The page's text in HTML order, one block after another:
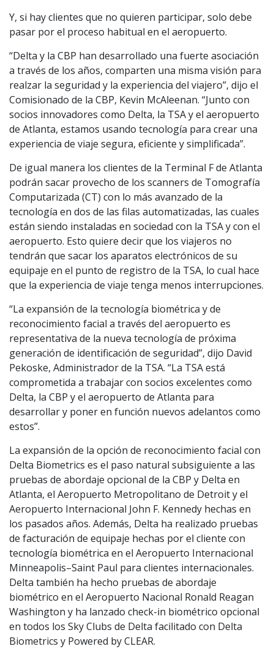
Y, si hay clientes que no quieren participar, solo debe
pasar por el proceso habitual en el aeropuerto.
“Delta y la CBP han desarrollado una fuerte asociación
a través de los años, comparten una misma visión para
realzar la seguridad y la experiencia del viajero”, dijo el
Comisionado de la CBP, Kevin McAleenan. “Junto con
socios innovadores como Delta, la TSA y el aeropuerto
de Atlanta, estamos usando tecnología para crear una
experiencia de viaje segura, eficiente y simplificada”.
De igual manera los clientes de la Terminal F de Atlanta
podrán sacar provecho de los scanners de Tomografía
Computarizada (CT) con lo más avanzado de la
tecnología en dos de las filas automatizadas, las cuales
están siendo instaladas en sociedad con la TSA y con el
aeropuerto. Esto quiere decir que los viajeros no
tendrán que sacar los aparatos electrónicos de su
equipaje en el punto de registro de la TSA, lo cual hace
que la experiencia de viaje tenga menos interrupciones.
“La expansión de la tecnología biométrica y de
reconocimiento facial a través del aeropuerto es
representativa de la nueva tecnología de próxima
generación de identificación de seguridad”, dijo David
Pekoske, Administrador de la TSA. “La TSA está
comprometida a trabajar con socios excelentes como
Delta, la CBP y el aeropuerto de Atlanta para
desarrollar y poner en función nuevos adelantos como
estos”.
La expansión de la opción de reconocimiento facial con
Delta Biometrics es el paso natural subsiguiente a las
pruebas de abordaje opcional de la CBP y Delta en
Atlanta, el Aeropuerto Metropolitano de Detroit y el
Aeropuerto Internacional John F. Kennedy hechas en
los pasados años. Además, Delta ha realizado pruebas
de facturación de equipaje hechas por el cliente con
tecnología biométrica en el Aeropuerto Internacional
Minneapolis–Saint Paul para clientes internacionales.
Delta también ha hecho pruebas de abordaje
biométrico en el Aeropuerto Nacional Ronald Reagan
Washington y ha lanzado check-in biométrico opcional
en todos los Sky Clubs de Delta facilitado con Delta
Biometrics y Powered by CLEAR.